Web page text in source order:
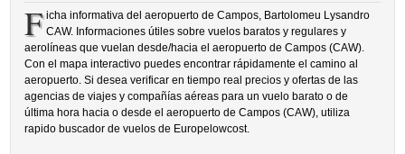
F icha informativa del aeropuerto de Campos, Bartolomeu Lysandro
CAW. Informaciones útiles sobre vuelos baratos y regulares y
aerolíneas que vuelan desde/hacia el aeropuerto de Campos (CAW).
Con el mapa interactivo puedes encontrar rápidamente el camino al
aeropuerto. Si desea verificar en tiempo real precios y ofertas de las
agencias de viajes y compañías aéreas para un vuelo barato o de
última hora hacia o desde el aeropuerto de Campos (CAW), utiliza
rapido buscador de vuelos de Europelowcost.